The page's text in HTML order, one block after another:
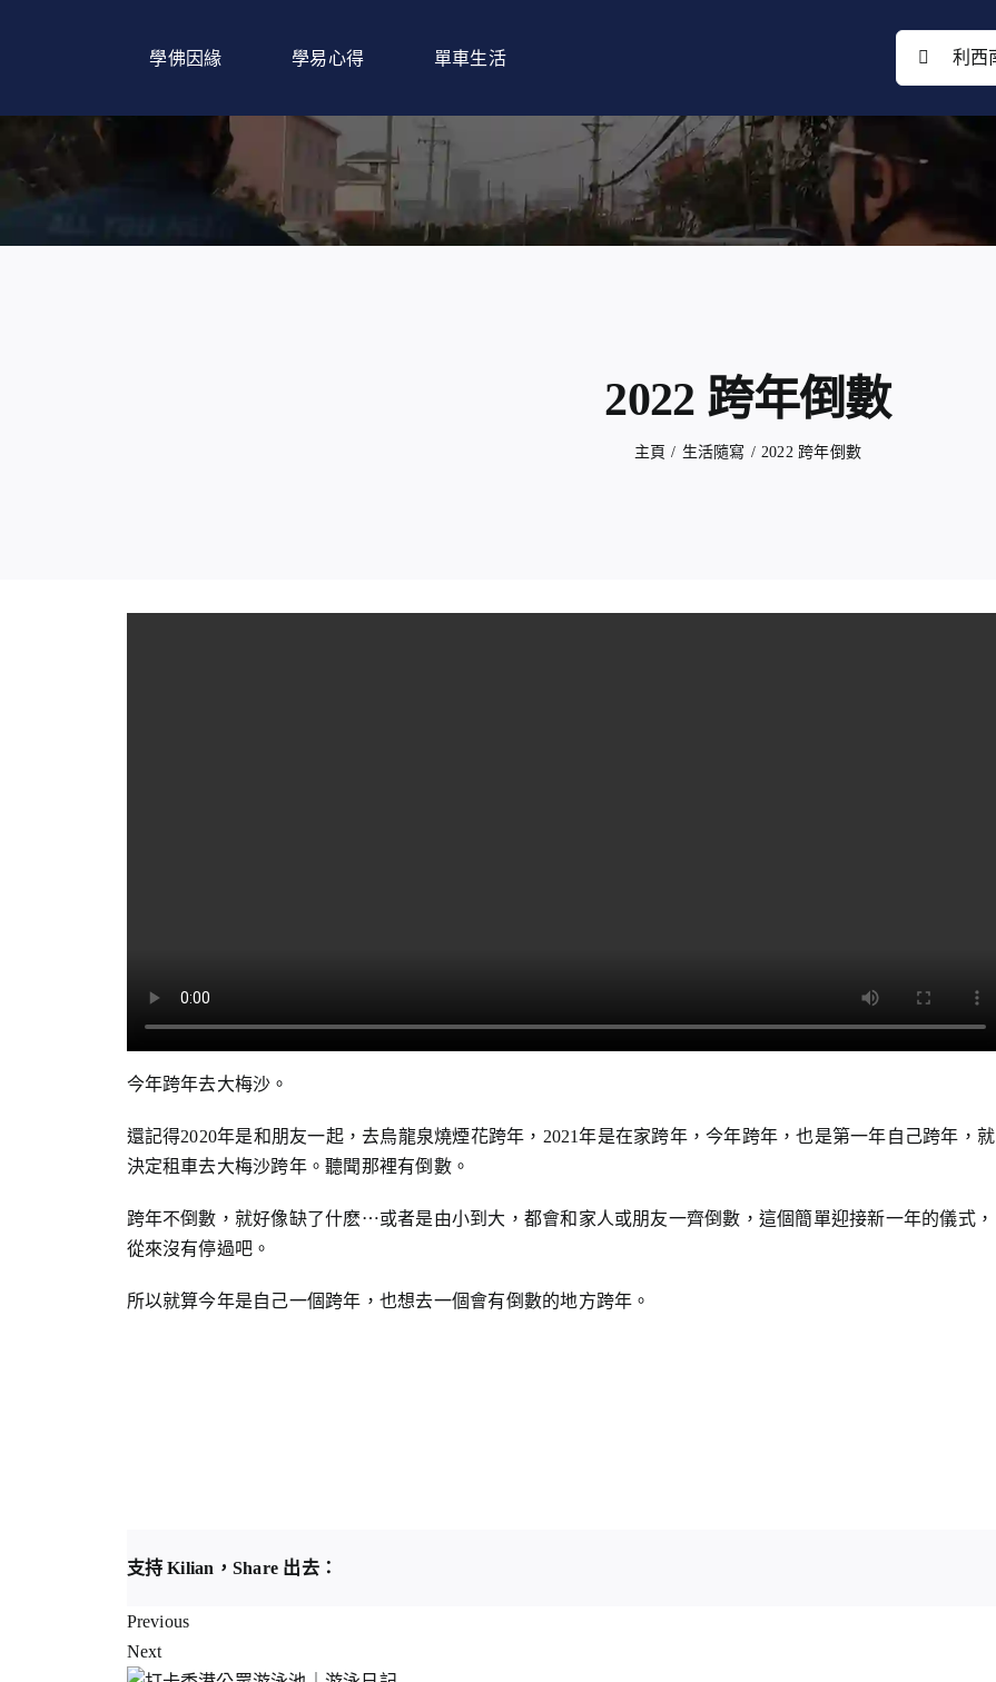
學佛因緣 學易心得 單車生活
2022 跨年倒數
主頁 生活隨寫 2022 跨年倒數
今年跨年去大梅沙。
還記得2020年是和朋友一起，去烏龍泉燒煙花跨年，2021年是在家跨年，今年跨年，也是第一年自己跨年，就
決定租車去大梅沙跨年。聽聞那裡有倒數。
跨年不倒數，就好像缺了什麽⋯或者是由小到大，都會和家人或朋友一齊倒數，這個簡單迎接新一年的儀式，
從來沒有停過吧。
所以就算今年是自己一個跨年，也想去一個會有倒數的地方跨年。
支持 Kilian，Share 出去：
Previous
Next